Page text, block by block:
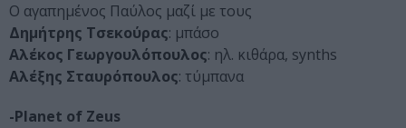
Ο αγαπημένος Παύλος μαζί με τους
Δημήτρης Τσεκούρας: μπάσο
Αλέκος Γεωργουλόπουλος: ηλ. κιθάρα, synths
Αλέξης Σταυρόπουλος: τύμπανα
-Planet of Zeus